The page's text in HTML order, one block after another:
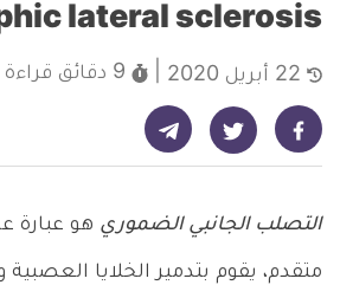
lateral sclerosis
9 دقائق قراءة
شارك على فيسبوك - ديلي ميديكال انفو شارك على تويتر - ديلي ميديكال انفو شارك على تيليجرام - ديلي ميديكال انفو
التصلب الجانبي الضموري هو
متقدم، يقوم بتدمير الخلايا